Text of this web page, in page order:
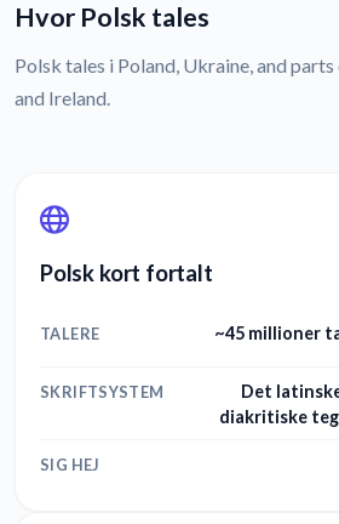
Hvor Polsk tales
Polsk tales i Poland, Ukraine, and
and Ireland.
Polsk kort fortalt
TALERE ~45 millioner
SKRIFTSYSTEM
Det
diakritiske tegn
SIG HEJ